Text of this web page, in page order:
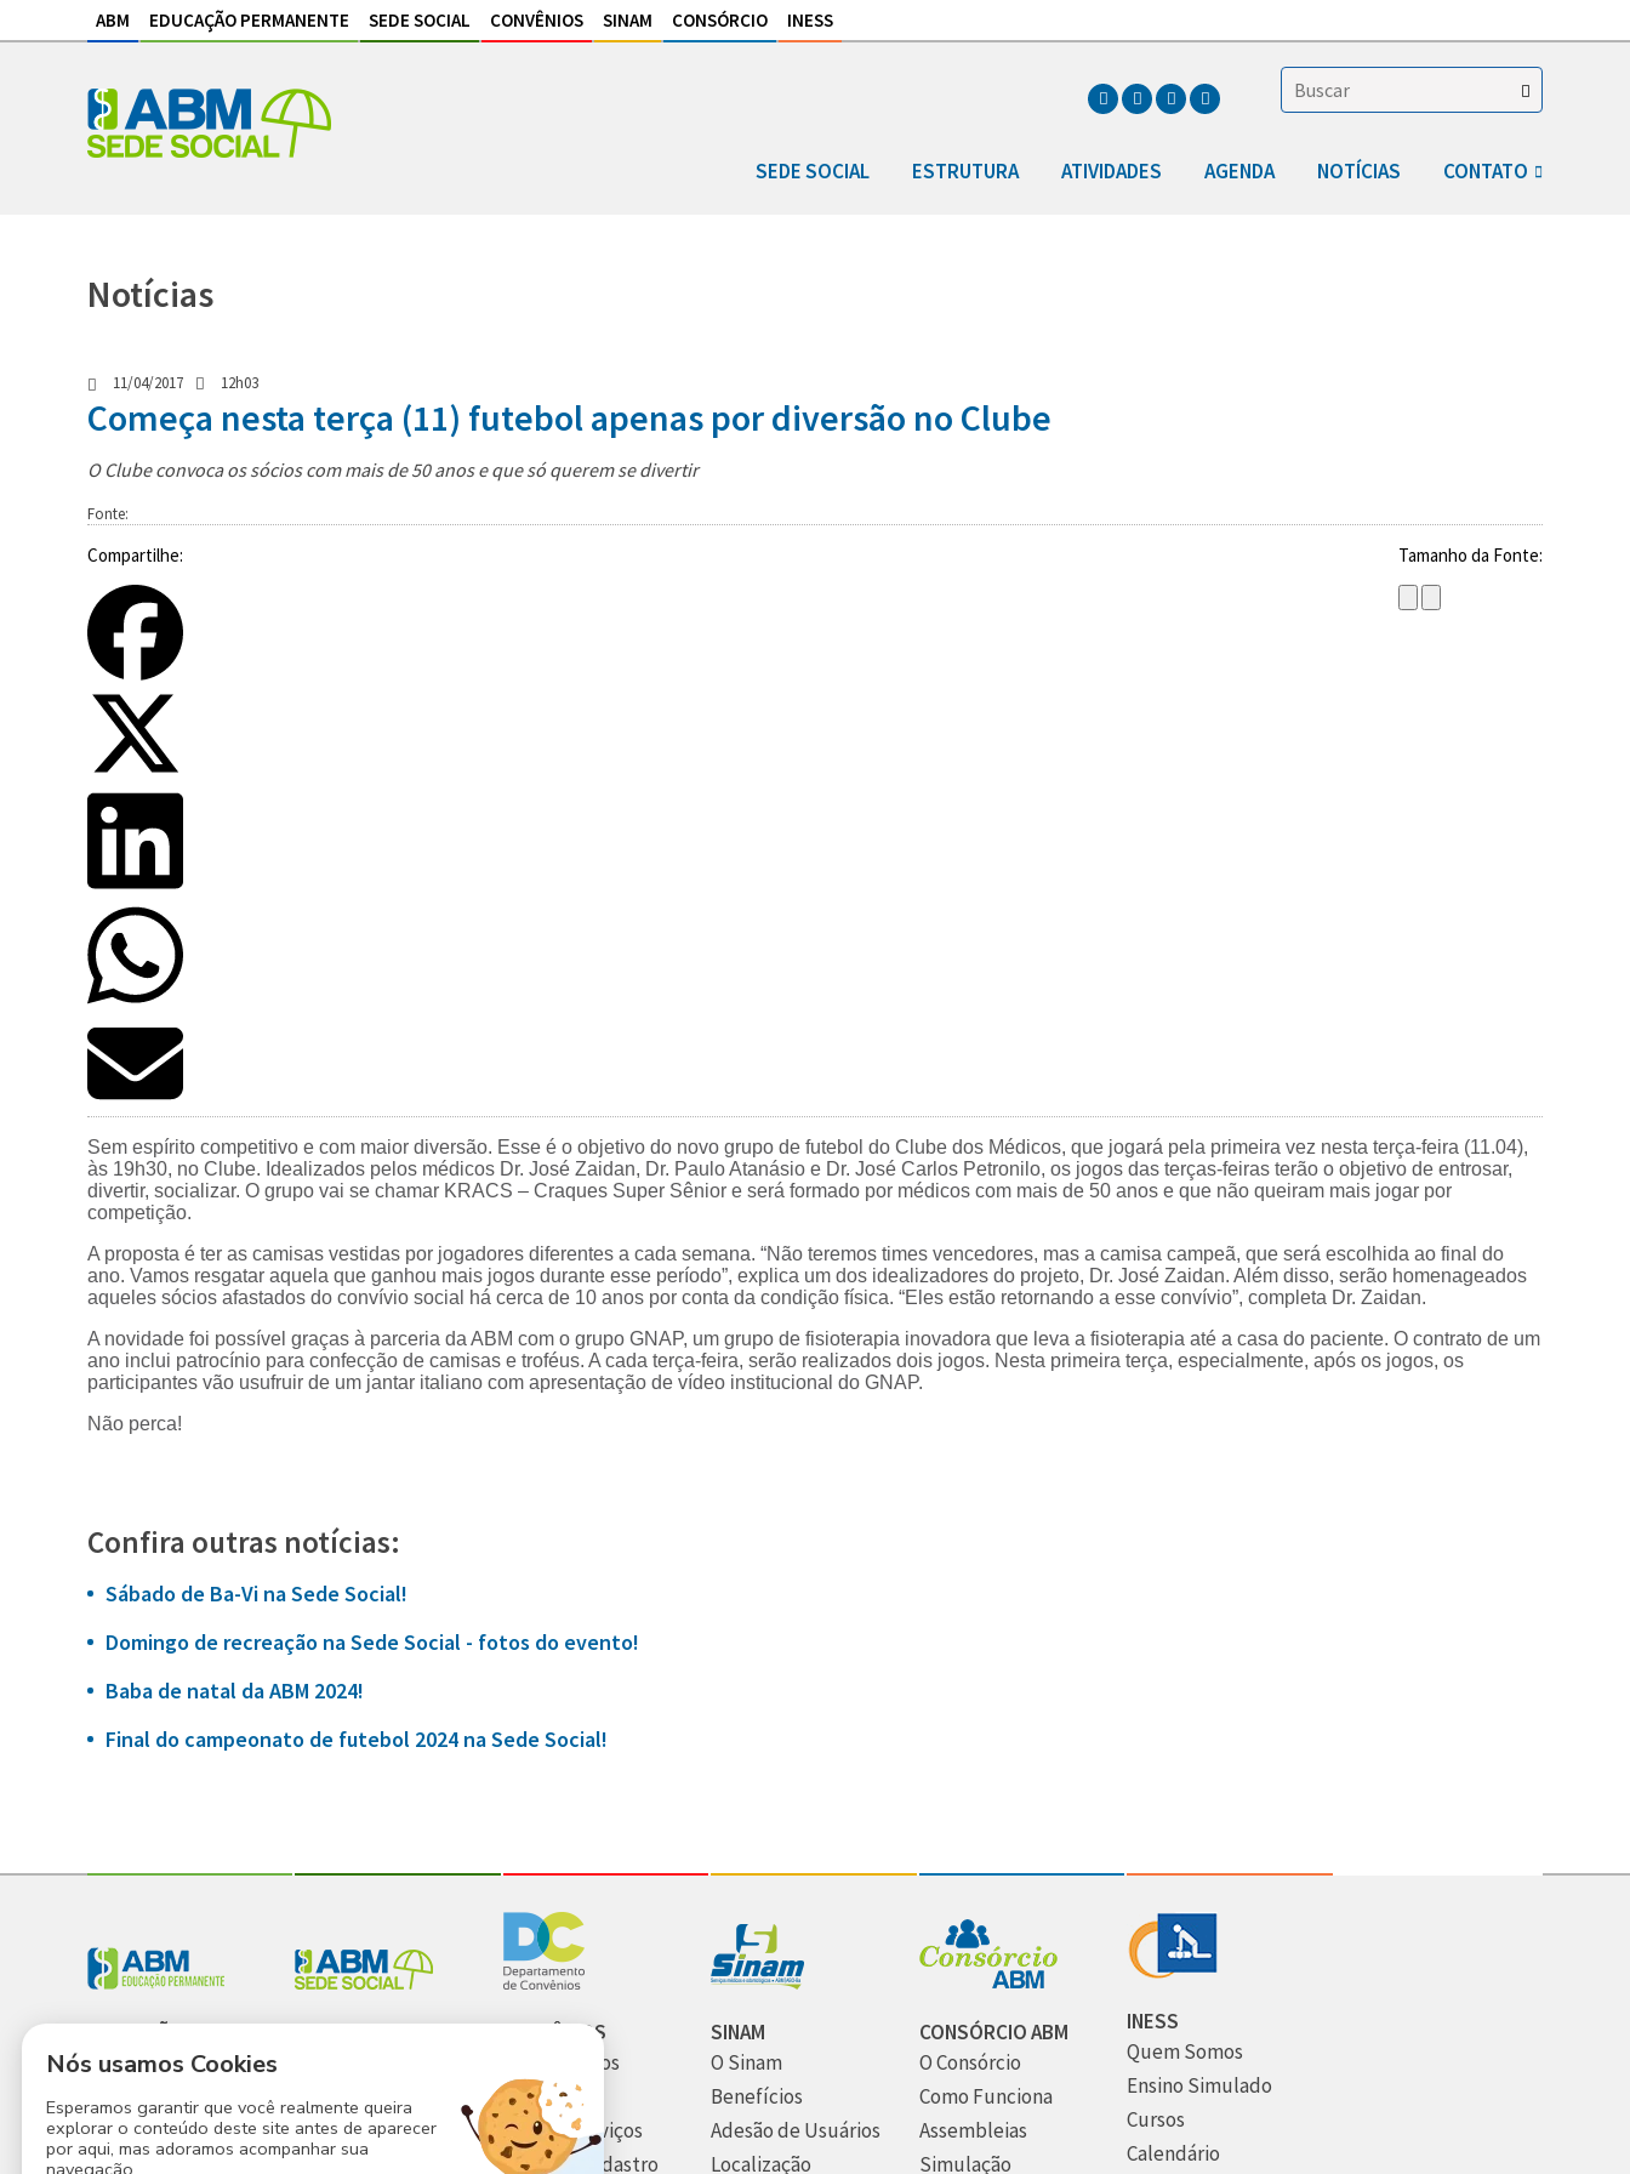
ABM EDUCAÇÃO PERMANENTE SEDE SOCIAL CONVÊNIOS SINAM CONSÓRCIO INESS
SEDE SOCIAL ESTRUTURA ATIVIDADES AGENDA NOTÍCIAS CONTATO
Notícias
11/04/2017 12h03
Começa nesta terça (11) futebol apenas por diversão no Clube
O Clube convoca os sócios com mais de 50 anos e que só querem se divertir
Fonte:
Compartilhe: Tamanho da Fonte:
Sem espírito competitivo e com maior diversão. Esse é o objetivo do novo grupo de futebol do Clube dos Médicos, que jogará pela primeira vez nesta terça-feira (11.04),
às 19h30, no Clube. Idealizados pelos médicos Dr. José Zaidan, Dr. Paulo Atanásio e Dr. José Carlos Petronilo, os jogos das terças-feiras terão o objetivo de entrosar,
divertir, socializar. O grupo vai se chamar KRACS – Craques Super Sênior e será formado por médicos com mais de 50 anos e que não queiram mais jogar por
competição.
A proposta é ter as camisas vestidas por jogadores diferentes a cada semana. “Não teremos times vencedores, mas a camisa campeã, que será escolhida ao final do
ano. Vamos resgatar aquela que ganhou mais jogos durante esse período”, explica um dos idealizadores do projeto, Dr. José Zaidan. Além disso, serão homenageados
aqueles sócios afastados do convívio social há cerca de 10 anos por conta da condição física. “Eles estão retornando a esse convívio”, completa Dr. Zaidan.
A novidade foi possível graças à parceria da ABM com o grupo GNAP, um grupo de fisioterapia inovadora que leva a fisioterapia até a casa do paciente. O contrato de um
ano inclui patrocínio para confecção de camisas e troféus. A cada terça-feira, serão realizados dois jogos. Nesta primeira terça, especialmente, após os jogos, os
participantes vão usufruir de um jantar italiano com apresentação de vídeo institucional do GNAP.
Não perca!
Confira outras notícias:
Sábado de Ba-Vi na Sede Social!
Domingo de recreação na Sede Social - fotos do evento!
Baba de natal da ABM 2024!
Final do campeonato de futebol 2024 na Sede Social!
EDUCAÇÃO
PERMANENTE
Permanente
Nossos Espaços
SEDE SOCIAL
Estrutura
Atividades
Agenda
CONVÊNIOS
Quem Somos
Estrutura
Nossos Serviços
Faça seu Cadastro
SINAM
O Sinam
Benefícios
Adesão de Usuários
Localização
CONSÓRCIO ABM
O Consórcio
Como Funciona
Assembleias
Simulação
INESS
Quem Somos
Ensino Simulado
Cursos
Calendário
Nós usamos Cookies
Esperamos garantir que você realmente queira
explorar o conteúdo deste site antes de aparecer
por aqui, mas adoramos acompanhar sua